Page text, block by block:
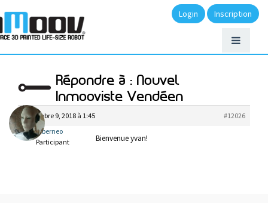
Login Inscription
Répondre à : Nouvel
Inmooviste Vendéen
décembre 9, 2018 à 1:45
#12026
cyberneo
Participant
Bienvenue yvan!